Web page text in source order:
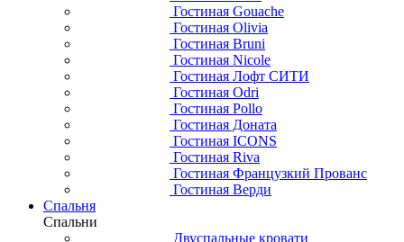
Гостиная Gouache
Гостиная Olivia
Гостиная Bruni
Гостиная Nicole
Гостиная Лофт СИТИ
Гостиная Odri
Гостиная Pollo
Гостиная Доната
Гостиная ICONS
Гостиная Riva
Гостиная Французкий Прованс
Гостиная Верди
Спальня
Спальни
Двуспальные кровати